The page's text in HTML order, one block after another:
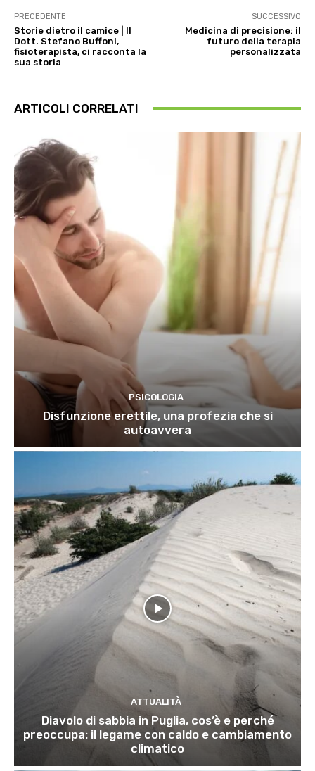
PRECEDENTE
Storie dietro il camice | Il
Dott. Stefano Buffoni,
fisioterapista, ci racconta la
sua storia
SUCCESSIVO
Medicina di precisione: il
futuro della terapia
personalizzata
ARTICOLI CORRELATI
PSICOLOGIA
Disfunzione erettile, una profezia che si
autoavvera
ATTUALITÀ
Diavolo di sabbia in Puglia, cos’è e perché
preoccupa: il legame con caldo e cambiamento
climatico